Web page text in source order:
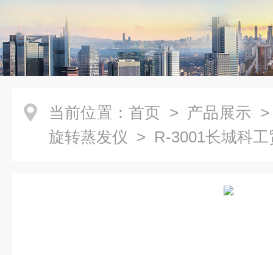
当前位置： 首页 > 产品展示
旋转蒸发仪 > R-3001长城科